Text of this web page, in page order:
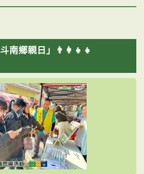
南鄉親日」👨‍👩‍👧‍👧